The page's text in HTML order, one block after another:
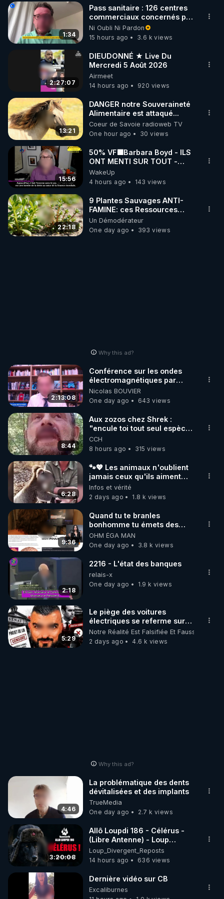
▶ 30 jours gratuit sur l’application de méditation et
de bien-être ENVOL :
Rendez-vous sur https://www.envol.app/code
le code : REGENERE
1:34
Pass sanitaire : 126 centres
commerciaux concernés par
l'obligation dans toute la
France
Ni Oubli Ni Pardon
15 hours ago
3.6 k views
2:27:07
DIEUDONNÉ ★ Live Du
Mercredi 5 Août 2026
Airmeet
14 hours ago
920 views
13:21
DANGER notre Souveraineté
Alimentaire est attaqué...
Coeur de Savoie radioweb TV
One hour ago
30 views
15:56
50% VF🟩Barbara Boyd - ILS
ONT MENTI SUR TOUT -
Jocelyne Traduction
WakeUp
4 hours ago
143 views
22:18
9 Plantes Sauvages ANTI-
FAMINE: ces Ressources
JARDIN&des Haies
Un Démodérateur
One day ago
393 views
Why this ad?
2:13:08
Conférence sur les ondes
électromagnétiques par
Grégoire Caustru et Bart de
Wever !
Nicolas BOUVIER
One day ago
643 views
8:44
Aux zozos chez Shrek :
"encule toi tout seul espèce
de mal polish"
CCH
8 hours ago
315 views
6:28
🐾💖 Les animaux n'oublient
jamais ceux qu'ils aiment…
🥹❤️
Infos et vérité
2 days ago
1.8 k views
9:36
Quand tu te branles
bonhomme tu émets des
ondes ils ont juste omis de
t'expliquer
OHM ÉGA MAN
One day ago
3.8 k views
2:18
2216 - L'état des banques
relais-x
One day ago
1.9 k views
5:29
Le piège des voitures
électriques se referme sur
les usagers !
Notre Réalité Est Falsifiée Et Fausse
2 days ago
4.6 k views
Why this ad?
4:46
La problématique des dents
dévitalisées et des implants
TrueMedia
One day ago
2.7 k views
3:20:08
Allô Loupdi 186 - Célérus -
(Libre Antenne) - Loup
Divergent 2026.08.06
Loup_Divergent_Reposts
14 hours ago
636 views
Dernière vidéo sur CB
Excaliburnes